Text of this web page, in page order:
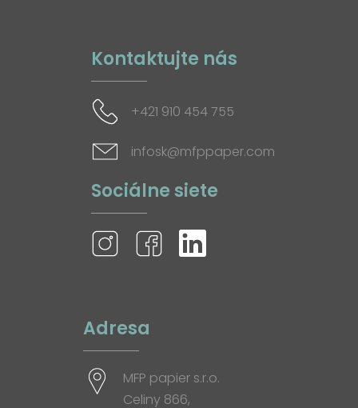
Kontaktujte nás
+421 910 454 755
infosk@mfppaper.com
Sociálne siete
Adresa
MFP papier s.r.o.
Celiny 866,